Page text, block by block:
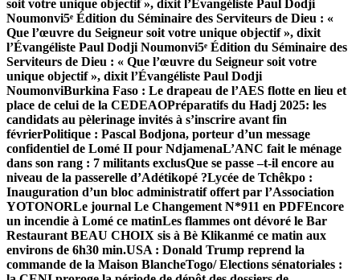
soit votre unique objectif », dixit l’Évangéliste Paul Dodji
Noumonvi5ᵉ Édition du Séminaire des Serviteurs de Dieu : «
Que l’œuvre du Seigneur soit votre unique objectif », dixit
l’Évangéliste Paul Dodji Noumonvi5ᵉ Édition du Séminaire des
Serviteurs de Dieu : « Que l’œuvre du Seigneur soit votre
unique objectif », dixit l’Évangéliste Paul Dodji
NoumonviBurkina Faso : Le drapeau de l’AES flotte en lieu et
place de celui de la CEDEAOPréparatifs du Hadj 2025: les
candidats au pèlerinage invités à s’inscrire avant fin
févrierPolitique : Pascal Bodjona, porteur d’un message
confidentiel de Lomé II pour NdjamenaL’ANC fait le ménage
dans son rang : 7 militants exclusQue se passe –t-il encore au
niveau de la passerelle d’Adétikopé ?Lycée de Tchêkpo :
Inauguration d’un bloc administratif offert par l’Association
YOTONORLe journal Le Changement N*911 en PDFEncore
un incendie à Lomé ce matinLes flammes ont dévoré le Bar
Restaurant BEAU CHOIX sis à Bè Klikanmé ce matin aux
environs de 6h30 min.USA : Donald Trump reprend la
commande de la Maison BlancheTogo/ Elections sénatoriales :